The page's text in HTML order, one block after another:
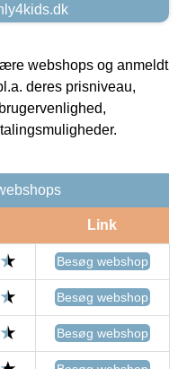
webshops og anmeldt
deres prisniveau,
Link
Besøg webshop
Besøg webshop
Besøg webshop